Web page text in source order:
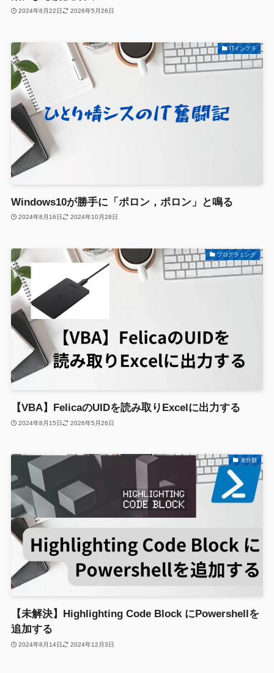
2024年8月22日 2026年5月26日
ITインフラ
Windows10が勝手に「ポロン，ポロン」と鳴る
2024年8月16日 2024年10月28日
プログラミング
【VBA】FelicaのUIDを読み取りExcelに出力する
2024年8月15日 2026年5月26日
未分類
【未解決】Highlighting Code Block にPowershellを
追加する
2024年8月14日 2024年12月3日